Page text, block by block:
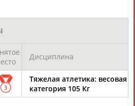
пытаются добить так,
Аккаев (бронза, до 94 кг) и
обжалует в суде решение
штангисты Хаджимурат Аккаев
В пробах всех четырех
Дисциплина
3
Тяжелая атлетика: весовая
категория 105 Кг